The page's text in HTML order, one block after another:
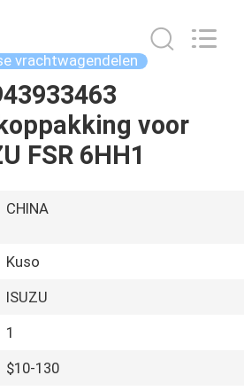
vrachtwagendelen
voor
FSR 6HH1
CHINA
Kuso
ISUZU
1
$10-130